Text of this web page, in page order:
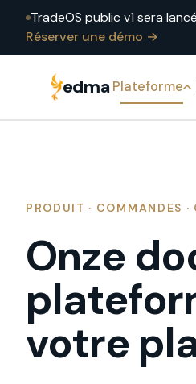
TradeOS public v1 sera
Réserver une démo →
edma Plateforme
PRODUIT · COMMANDES
Onze
votre